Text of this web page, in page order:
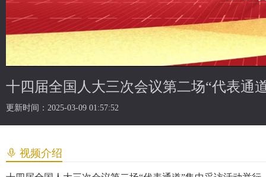
十四届全国人大三次会议第二场“代表通
更新时间：2025-03-09 01:57:52
视频介绍